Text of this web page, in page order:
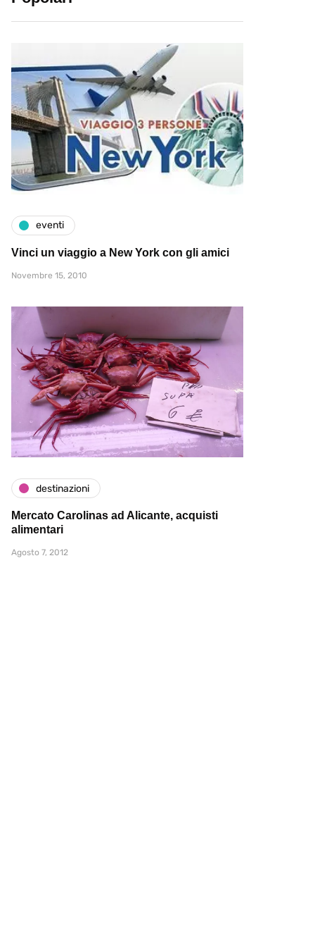
eventi
Vinci un viaggio a New York con gli amici
Novembre 15, 2010
destinazioni
Mercato Carolinas ad Alicante, acquisti
alimentari
Agosto 7, 2012